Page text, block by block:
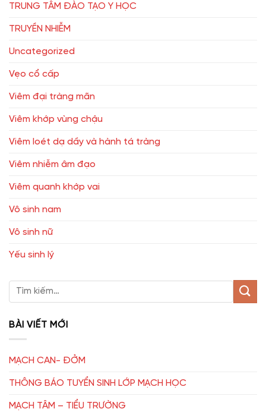
TRUNG TÂM ĐÀO TẠO Y HỌC
TRUYỀN NHIỄM
Uncategorized
Vẹo cổ cấp
Viêm đại tràng mãn
Viêm khớp vùng chậu
Viêm loét dạ dầy và hành tá tràng
Viêm nhiễm âm đạo
Viêm quanh khớp vai
Vô sinh nam
Vô sinh nữ
Yếu sinh lý
BÀI VIẾT MỚI
MẠCH CAN- ĐỞM
THÔNG BÁO TUYỂN SINH LỚP MẠCH HỌC
MẠCH TÂM – TIỂU TRƯỜNG